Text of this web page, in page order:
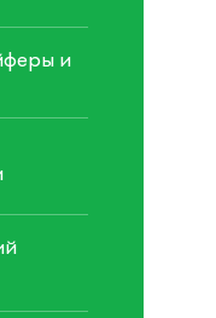
и